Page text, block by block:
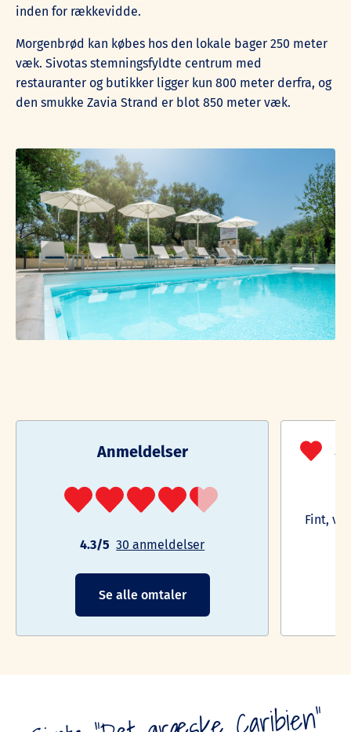
inden for rækkevidde.
Morgenbrød kan købes hos den lokale bager 250 meter
væk. Sivotas stemningsfyldte centrum med
restauranter og butikker ligger kun 800 meter derfra, og
den smukke Zavia Strand er blot 850 meter væk.
Anmeldelser
4.3/5 30 anmeldelser
Se alle omtaler
5/
Fint, vi